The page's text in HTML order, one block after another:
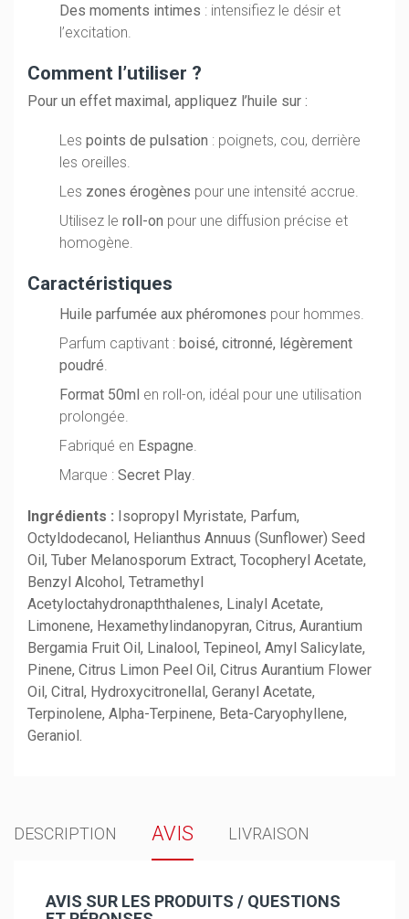
Des moments intimes : intensifiez le désir et
l’excitation.
Comment l’utiliser ?
Pour un effet maximal, appliquez l’huile sur :
Lespoints de pulsation : poignets, cou, derrière
les oreilles.
Les zones érogènes pour une intensité accrue.
Utilisez leroll-on pour une diffusion précise et
homogène.
Caractéristiques
Huile parfumée aux phéromones pour hommes.
Parfum captivant :boisé, citronné, légèrement
poudré.
Format 50ml en roll-on, idéal pour une utilisation
prolongée.
Fabriqué en Espagne.
Marque :Secret Play.
Ingrédients : Isopropyl Myristate, Parfum,
Octyldodecanol, Helianthus Annuus (Sunflower) Seed
Oil, Tuber Melanosporum Extract, Tocopheryl Acetate,
Benzyl Alcohol, Tetramethyl
Acetyloctahydronapththalenes, Linalyl Acetate,
Limonene, Hexamethylindanopyran, Citrus, Aurantium
Bergamia Fruit Oil, Linalool, Tepineol, Amyl Salicylate,
Pinene, Citrus Limon Peel Oil, Citrus Aurantium Flower
Oil, Citral, Hydroxycitronellal, Geranyl Acetate,
Terpinolene, Alpha-Terpinene, Beta-Caryophyllene,
Geraniol.
DESCRIPTION AVIS LIVRAISON
AVIS SUR LES PRODUITS / QUESTIONS